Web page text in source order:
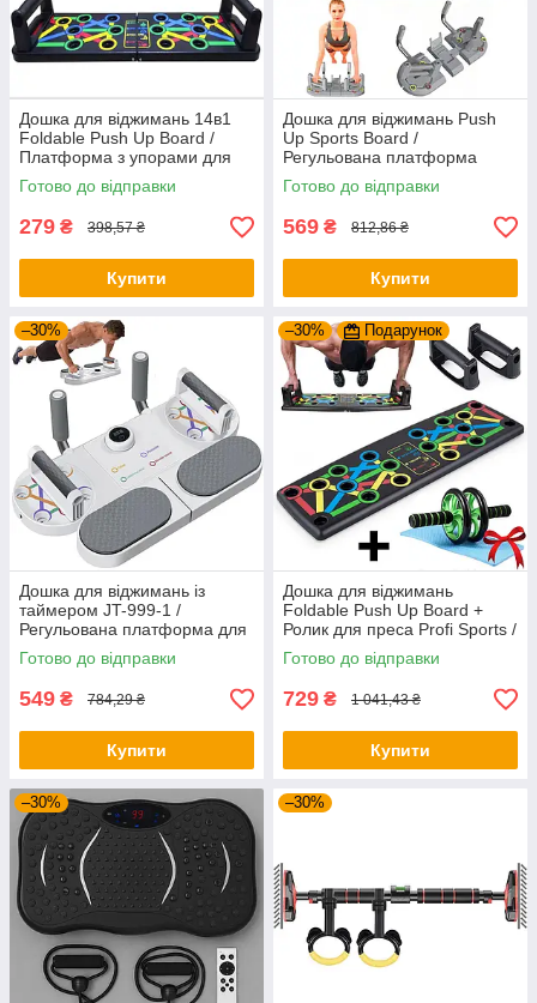
Дошка для віджимань 14в1
Foldable Push Up Board /
Платформа з упорами для
віджимань / Тренажер для
віджимання
Готово до відправки
279 ₴ 398,57 ₴
Купити
Дошка для віджимань Push
Up Sports Board /
Регульована платформа
тренажер для віджимань /
Упори від підлоги
Готово до відправки
569 ₴ 812,86 ₴
Купити
–30%
Дошка для віджимань із
таймером JT-999-1 /
Регульована платформа для
віджимань / Фітнес тренажер
для преса
Готово до відправки
549 ₴ 784,29 ₴
Купити
–30% Подарунок
Дошка для віджимань
Foldable Push Up Board +
Ролик для преса Profi Sports /
Платформа з упорами
Готово до відправки
729 ₴ 1 041,43 ₴
Купити
–30% –30%